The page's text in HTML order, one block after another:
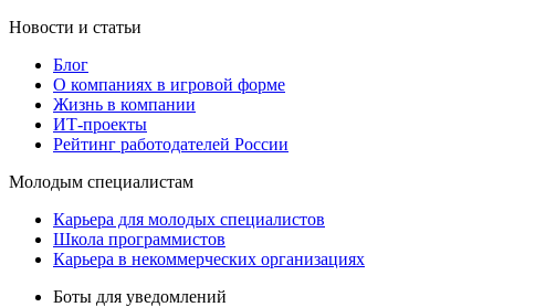
Новости и статьи
Блог
О компаниях в игровой форме
Жизнь в компании
ИТ-проекты
Рейтинг работодателей России
Молодым специалистам
Карьера для молодых специалистов
Школа программистов
Карьера в некоммерческих организациях
Боты для уведомлений